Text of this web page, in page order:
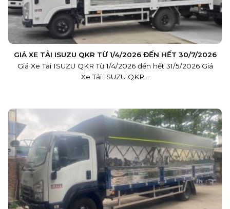
GIÁ XE TẢI ISUZU QKR TỪ 1/4/2026 ĐẾN HẾT 30/7/2026
Giá Xe Tải ISUZU QKR Từ 1/4/2026 đến hết 31/5/2026 Giá
Xe Tải ISUZU QKR...